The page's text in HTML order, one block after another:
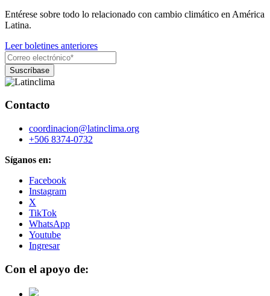
Entérese sobre todo lo relacionado con cambio climático en América
Latina.
Leer boletines anteriores
Contacto
coordinacion@latinclima.org
+506 8374-0732
Síganos en:
Facebook
Instagram
X
TikTok
WhatsApp
Youtube
Ingresar
Con el apoyo de: